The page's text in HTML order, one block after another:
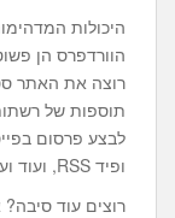
היכולות
הוורדפרס הן
רוצה את האתר
תוספות של
לבצע פרסום
ופיד RSS, ועוד ועוד ועוד.
רוצים עוד סיבה?